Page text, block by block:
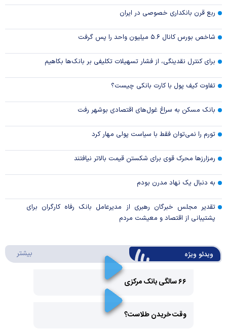
ربع قرن بانکداری خصوصی در ایران
شاخص بورس کانال ۵.۶ میلیون واحد را پس گرفت
برای کنترل نقدینگی، از فشار تسهیلات تکلیفی بر بانک‌ها بکاهیم
تفاوت کیف پول با کارت بانکی چیست؟
بانک مسکن به سراغ غول‌های اقتصادی بوشهر رفت
تورم را نمی‌توان فقط با سیاست پولی مهار کرد
رمزارزها محرک قوی برای شکستن قیمت بالاتر نیافتند
به دنبال یک نهاد مدرن بودم
تقدیر مجلس خبرگان رهبری از مدیرعامل بانک رفاه کارگران برای
پشتیبانی از اقتصاد و معیشت مردم
ویدئو ویژه بیشتر
۶۶ سالگی بانک مرکزی
وقت خریدن طلاست؟